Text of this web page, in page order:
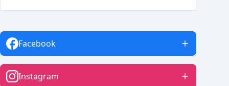
Facebook
Instagram